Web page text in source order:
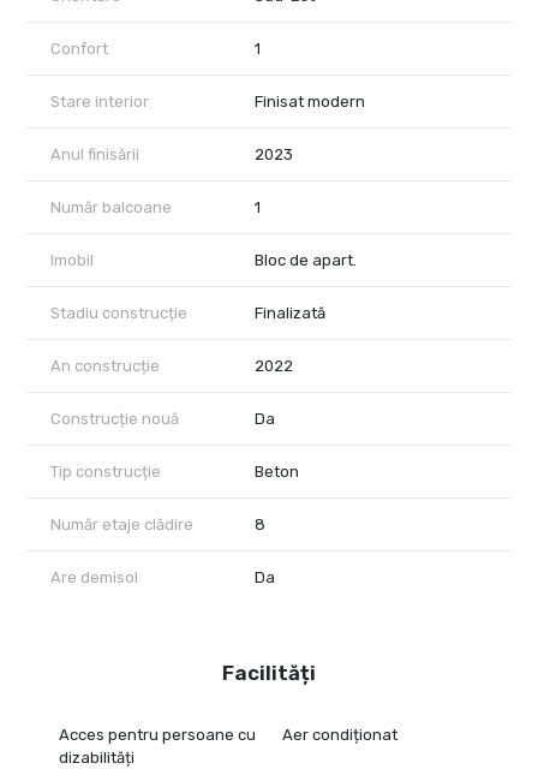
Confort 1
Stare interior Finisat modern
Anul finisării 2023
Număr balcoane 1
Imobil Bloc de apart.
Stadiu construcție Finalizată
An construcție 2022
Construcție nouă Da
Tip construcție Beton
Număr etaje clădire 8
Are demisol Da
Facilități
Acces pentru persoane cu
dizabilități
Aer condiționat